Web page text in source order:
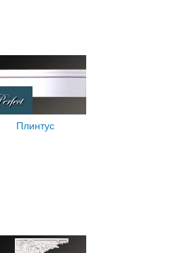
Плинтус